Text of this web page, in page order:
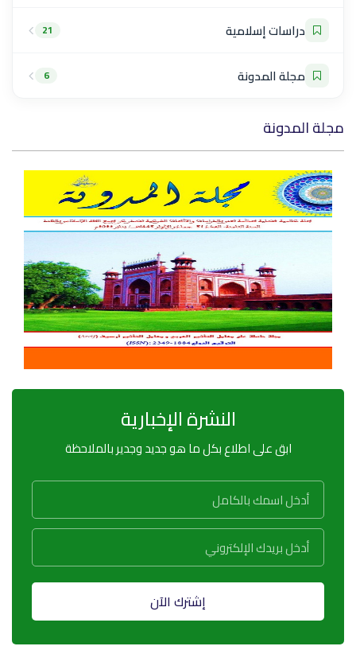
دراسات إسلامية 21
مجلة المدونة 6
مجلة المدونة
النشرة الإخبارية
ابق على اطلاع بكل ما هو جديد وجدير بالملاحظة
إشترك الآن